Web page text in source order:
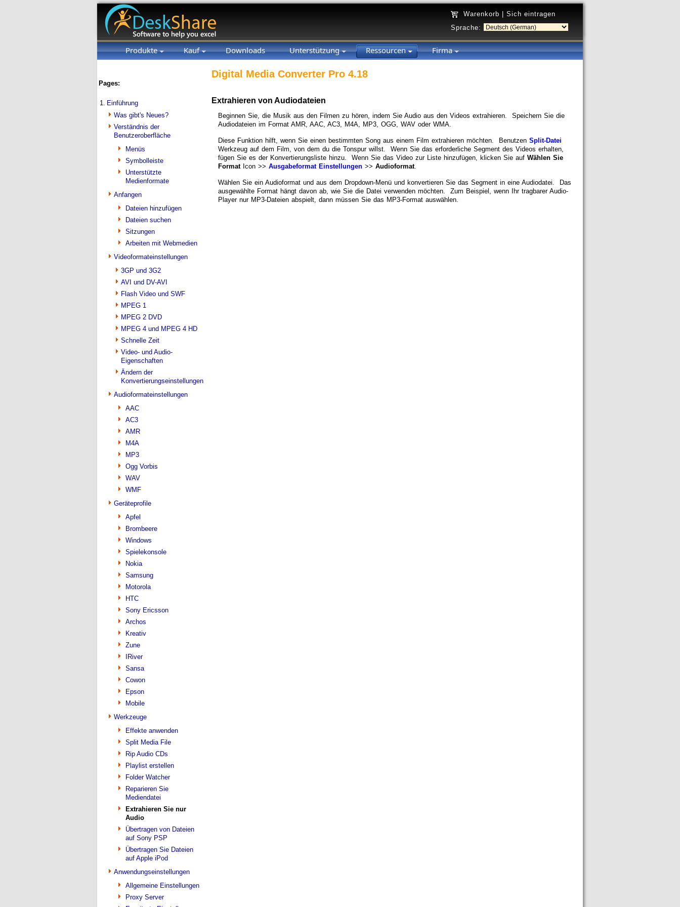
Warenkorb
Sich eintragen
Sprache:
Produkte Kauf Downloads Unterstützung Ressourcen Firma
Pages:
1. Einführung
Was gibt's Neues?
Verständnis der
Benutzeroberfläche
Menüs
Symbolleiste
Unterstützte
Medienformate
Anfangen
Dateien hinzufügen
Dateien suchen
Sitzungen
Arbeiten mit Webmedien
Videoformateinstellungen
3GP und 3G2
AVI und DV-AVI
Flash Video und SWF
MPEG 1
MPEG 2 DVD
MPEG 4 und MPEG 4 HD
Schnelle Zeit
Video- und Audio-
Eigenschaften
Ändern der
Konvertierungseinstellungen
Audioformateinstellungen
AAC
AC3
AMR
M4A
MP3
Ogg Vorbis
WAV
WMF
Geräteprofile
Apfel
Brombeere
Windows
Spielekonsole
Nokia
Samsung
Motorola
HTC
Sony Ericsson
Archos
Kreativ
Zune
IRiver
Sansa
Cowon
Epson
Mobile
Werkzeuge
Effekte anwenden
Split Media File
Rip Audio CDs
Playlist erstellen
Folder Watcher
Reparieren Sie
Mediendatei
Extrahieren Sie nur
Audio
Übertragen von Dateien
auf Sony PSP
Übertragen Sie Dateien
auf Apple iPod
Anwendungseinstellungen
Allgemeine Einstellungen
Proxy Server
Digital Media Converter Pro 4.18
Extrahieren von Audiodateien
Beginnen Sie, die Musik aus den Filmen zu hören, indem Sie Audio aus den Videos extrahieren. Speichern Sie die
Audiodateien im Format AMR, AAC, AC3, M4A, MP3, OGG, WAV oder WMA.
Diese Funktion hilft, wenn Sie einen bestimmten Song aus einem Film extrahieren möchten. Benutzen Split-Datei
Werkzeug auf dem Film, von dem du die Tonspur willst. Wenn Sie das erforderliche Segment des Videos erhalten,
fügen Sie es der Konvertierungsliste hinzu. Wenn Sie das Video zur Liste hinzufügen, klicken Sie auf Wählen Sie
FormatIcon >> Ausgabeformat Einstellungen >> Audioformat.
Wählen Sie ein Audioformat und aus dem Dropdown-Menü und konvertieren Sie das Segment in eine Audiodatei. Das
ausgewählte Format hängt davon ab, wie Sie die Datei verwenden möchten. Zum Beispiel, wenn Ihr tragbarer Audio-
Player nur MP3-Dateien abspielt, dann müssen Sie das MP3-Format auswählen.